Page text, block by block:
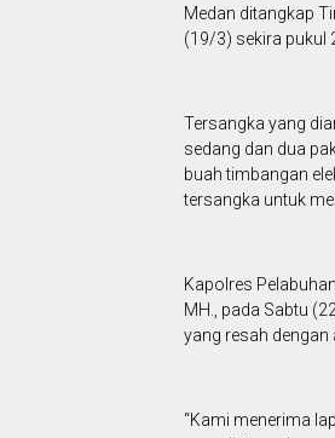
Medan ditangkap
(19/3) sekira pukul
Tersangka yang
sedang dan dua
buah timbangan
tersangka untuk
Kapolres
MH., pada Sabtu
yang resah dengan
“Kami menerima